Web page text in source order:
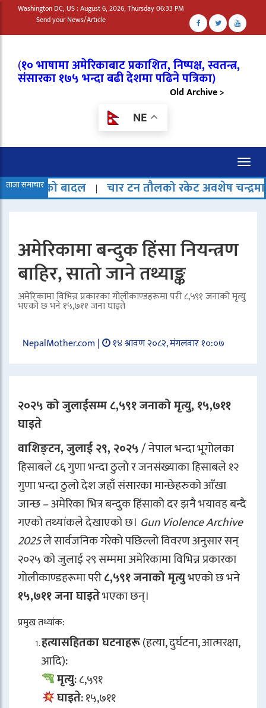
Washington DC, US : August 6, 2026, Thursday 06:33 PM
Send your News/Article
(१० भाषामा अमेरिकाबाट प्रकाशित, निष्पक्ष, स्वतन्त्र,
संसारका १७५ भन्दा बढी देशमा पढिने पत्रिका)
Old Archive >
NE
ताजा समाचार
| चार टन तौलको रकेट अवशेष चन्द्रमामा ठोक्किएको
अमेरिकामा बन्दुक हिंसा नियन्त्रण
बाहिर, सातो जाने तथ्याङ्क
अमेरिकामा विभिन्न प्रकारका गोलीकाण्डहरूमा परी ८,५९१ जनाको मृत्यु
भएको छ भने १५,७११ जना घाइते
NepalMother.com | १४ श्रावण २०८२, मंगलवार १०:०७
२०२५ को जुलाईसम्म ८,५९१ जनाको मृत्यु, १५,७११
घाइते
वाशिङ्टन, जुलाई २९, २०२५/ नेपाल भन्दा भूगोलका
हिसाबले ८६ गुणा भन्दा ठुलो र जनसंख्याका हिसाबले १२
गुणा भन्दा ठुलो देश जहाँ संसारका मान्छेहरुको आँखा
जान्छ – अमेरिका भित्र बन्दुक हिंसाको दर झनै भयावह बन्दै
गएको तथ्यांकले देखाएको छ। Gun Violence Archive
2025ले सार्वजनिक गरेको पछिल्लो विवरण अनुसार सन्
२०२५ को जुलाई २९ सम्ममा अमेरिकामा विभिन्न प्रकारका
गोलीकाण्डहरूमा परी८,५९१ जनाको मृत्युभएको छ भने
१५,७११ जना घाइतेभएका छन्।
प्रमुख तथ्यांक:
हत्यासहितका घटनाहरू(हत्या, दुर्घटना, आत्मरक्षा,
आदि):
मृत्यु: ८,५९१
घाइते: १५,७११